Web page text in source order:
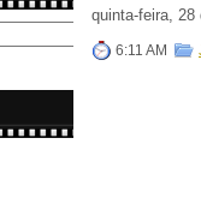
quinta-feira, 28
6:11 AM